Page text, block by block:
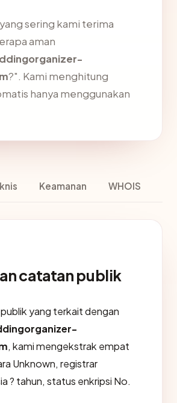
sering kami terima
aman
?". Kami menghitung
hanya menggunakan
Keamanan WHOIS
catatan publik
yang terkait dengan
, kami mengekstrak empat
Unknown, registrar
? tahun, status enkripsi No.